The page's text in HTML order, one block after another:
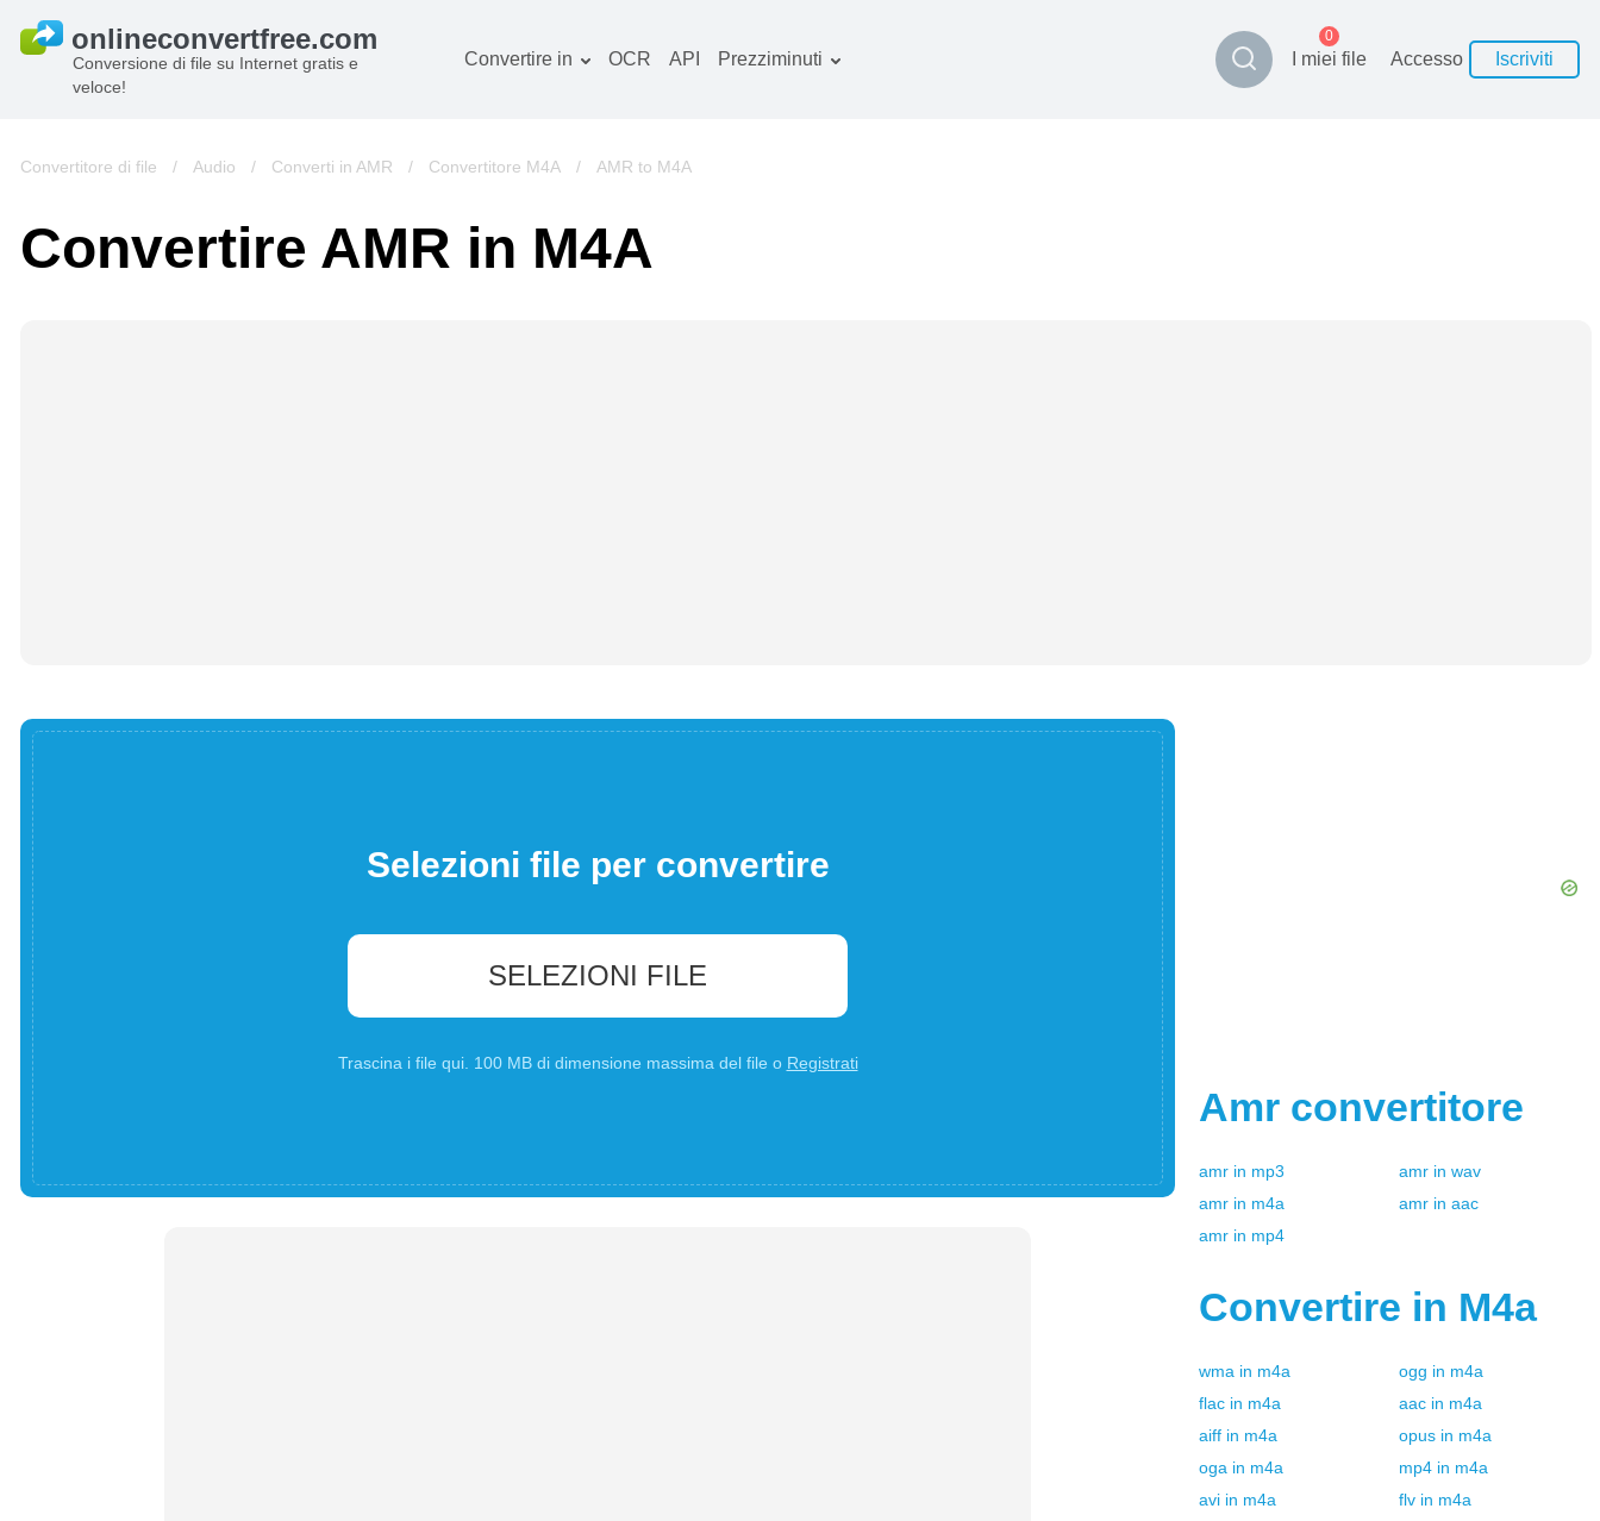
Conversione di file su Internet gratis e
veloce!
Convertire in
Immagine convertitore
Libri convertitore
OCR API Prezziminuti I miei file
0
Accesso Iscriviti
Convertitore di file / Audio / Converti in AMR / Convertitore M4A / AMR to M4A
Convertire AMR in M4A
Selezioni file per convertire
SELEZIONI FILE
Trascina i file qui. 100 MB di dimensione massima del file o Registrati
Amr convertitore
amr in mp3 amr in wav
amr in m4a amr in aac
amr in mp4
Convertire in M4a
wma in m4a ogg in m4a
flac in m4a aac in m4a
aiff in m4a opus in m4a
oga in m4a mp4 in m4a
avi in m4a flv in m4a